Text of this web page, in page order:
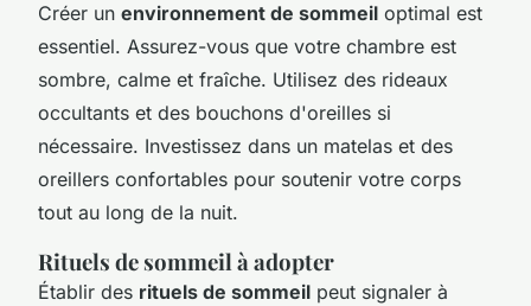
Créer un environnement de sommeil optimal est
essentiel. Assurez-vous que votre chambre est
sombre, calme et fraîche. Utilisez des rideaux
occultants et des bouchons d'oreilles si
nécessaire. Investissez dans un matelas et des
oreillers confortables pour soutenir votre corps
tout au long de la nuit.
Rituels de sommeil à adopter
Établir des rituels de sommeil peut signaler à